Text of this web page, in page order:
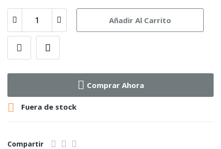
Añadir Al Carrito
Comprar Ahora
 Fuera de stock
Compartir